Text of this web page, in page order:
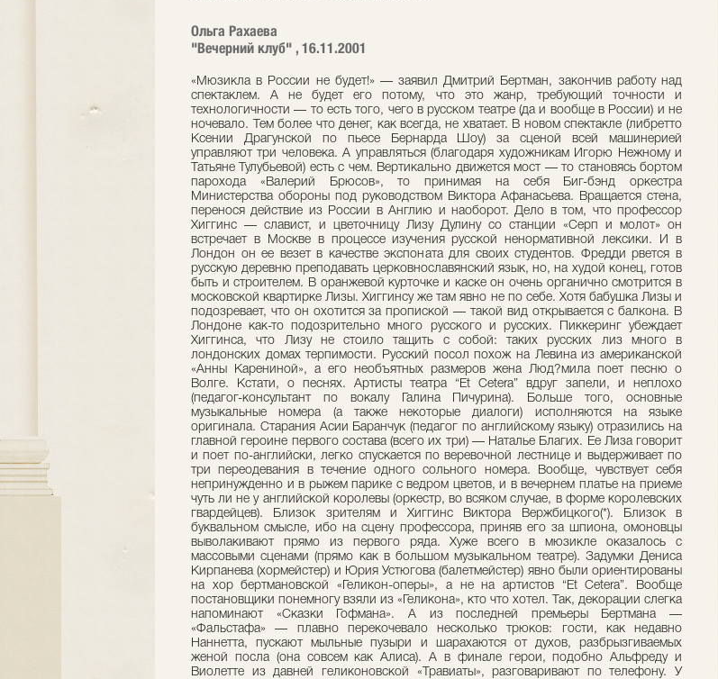
Ольга Рахаева
"Вечерний клуб" , 16.11.2001
«Мюзикла в России не будет!» — заявил Дмитрий Бертман, закончив работу над
спектаклем. А не будет его потому, что это жанр, требующий точности и
технологичности — то есть того, чего в русском театре (да и вообще в России) и не
ночевало. Тем более что денег, как всегда, не хватает. В новом спектакле (либретто
Ксении Драгунской по пьесе Бернарда Шоу) за сценой всей машинерией
управляют три человека. А управляться (благодаря художникам Игорю Нежному и
Татьяне Тулубьевой) есть с чем. Вертикально движется мост — то становясь бортом
парохода «Валерий Брюсов», то принимая на себя Биг-бэнд оркестра
Министерства обороны под руководством Виктора Афанасьева. Вращается стена,
перенося действие из России в Англию и наоборот. Дело в том, что профессор
Хиггинс — славист, и цветочницу Лизу Дулину со станции «Серп и молот» он
встречает в Москве в процессе изучения русской ненормативной лексики. И в
Лондон он ее везет в качестве экспоната для своих студентов. Фредди рвется в
русскую деревню преподавать церковнославянский язык, но, на худой конец, готов
быть и строителем. В оранжевой курточке и каске он очень органично смотрится в
московской квартирке Лизы. Хиггинсу же там явно не по себе. Хотя бабушка Лизы и
подозревает, что он охотится за пропиской — такой вид открывается с балкона. В
Лондоне как-то подозрительно много русского и русских. Пиккеринг убеждает
Хиггинса, что Лизу не стоило тащить с собой: таких русских лиз много в
лондонских домах терпимости. Русский посол похож на Левина из американской
«Анны Карениной», а его необъятных размеров жена Люд?мила поет песню о
Волге. Кстати, о песнях. Артисты театра “Et Cetera” вдруг запели, и неплохо
(педагог-консультант по вокалу Галина Пичурина). Больше того, основные
музыкальные номера (а также некоторые диалоги) исполняются на языке
оригинала. Старания Асии Баранчук (педагог по английскому языку) отразились на
главной героине первого состава (всего их три) — Наталье Благих. Ее Лиза говорит
и поет по-английски, легко спускается по веревочной лестнице и выдерживает по
три переодевания в течение одного сольного номера. Вообще, чувствует себя
непринужденно и в рыжем парике с ведром цветов, и в вечернем платье на приеме
чуть ли не у английской королевы (оркестр, во всяком случае, в форме королевских
гвардейцев). Близок зрителям и Хиггинс Виктора Вержбицкого(*). Близок в
буквальном смысле, ибо на сцену профессора, приняв его за шпиона, омоновцы
выволакивают прямо из первого ряда. Хуже всего в мюзикле оказалось с
массовыми сценами (прямо как в большом музыкальном театре). Задумки Дениса
Кирпанева (хормейстер) и Юрия Устюгова (балетмейстер) явно были ориентированы
на хор бертмановской «Геликон-оперы», а не на артистов “Et Cetera”. Вообще
постановщики понемногу взяли из «Геликона», кто что хотел. Так, декорации слегка
напоминают «Сказки Гофмана». А из последней премьеры Бертмана —
«Фальстафа» — плавно перекочевало несколько трюков: гости, как недавно
Наннетта, пускают мыльные пузыри и шарахаются от духов, разбрызгиваемых
женой посла (она совсем как Алиса). А в финале герои, подобно Альфреду и
Виолетте из давней геликоновской «Травиаты», разговаривают по телефону. У